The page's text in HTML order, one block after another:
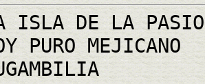
ISLA DE LA
PURO MEJICANO